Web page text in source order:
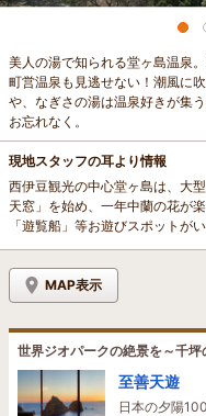
美人の湯で知られる堂ヶ島温泉
町営温泉も見逃せない！潮風に
や、なぎさの湯は温泉好きが集
お忘れなく。
現地スタッフの耳より情報
西伊豆観光の中心堂ヶ島は、大
天窓」を始め、一年中蘭の花が
「遊覧船」等お遊びスポットがい
MAP表示
世界ジオパークの絶景を～千坪
至善天遊
日本の夕陽